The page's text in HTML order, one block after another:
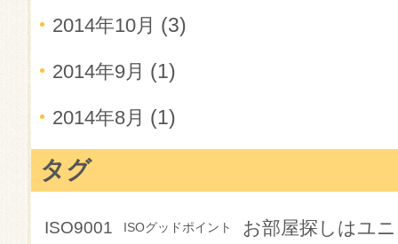
2014年10月 (3)
2014年9月 (1)
2014年8月 (1)
タグ
ISO9001 ISOグッドポイント お部屋探しはユ